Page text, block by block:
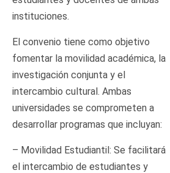
instituciones.
El convenio tiene como objetivo
fomentar la movilidad académica, la
investigación conjunta y el
intercambio cultural. Ambas
universidades se comprometen a
desarrollar programas que incluyan:
– Movilidad Estudiantil: Se facilitará
el intercambio de estudiantes y